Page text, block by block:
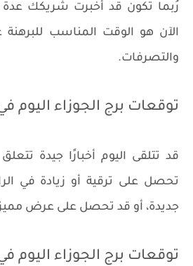
رُبما تكون قد أخبرت شريكك عدة
الآن هو الوقت المناسب للبرهنة
والتصرفات.
توقعات برج الجوزاء اليوم
قد تتلقى اليوم أخبارًا جيدة
تحصل على ترقية أو زيادة في
جديدة، أو قد تحصل على عرض
توقعات برج الجوزاء اليوم